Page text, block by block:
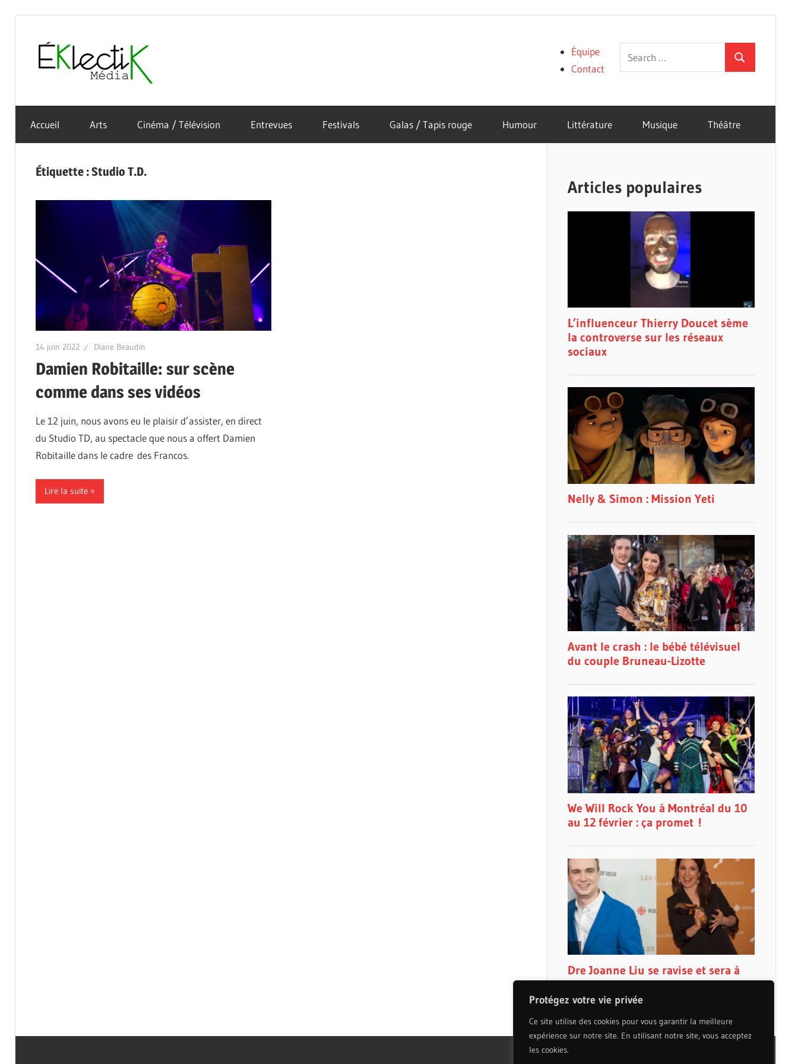
Protégez votre vie privée
Ce site utilise des cookies pour vous garantir la meilleure
expérience sur notre site. En utilisant notre site, vous acceptez
les cookies.
content
Média
culture
sous
toutes
formes
Search
for:
Search
Équipe
Contact
Accueil Arts Cinéma / Télévision Entrevues Festivals Galas / Tapis rouge Humour Littérature Musique Théâtre
Étiquette :Studio T.D.
14 juin 2022 Diane Beaudin
Damien Robitaille: sur scène
comme dans ses vidéos
Le 12 juin, nous avons eu le plaisir d’assister, en direct
du Studio TD, au spectacle que nous a offert Damien
Robitaille dans le cadre des Francos.
Lire la suite
Articles populaires